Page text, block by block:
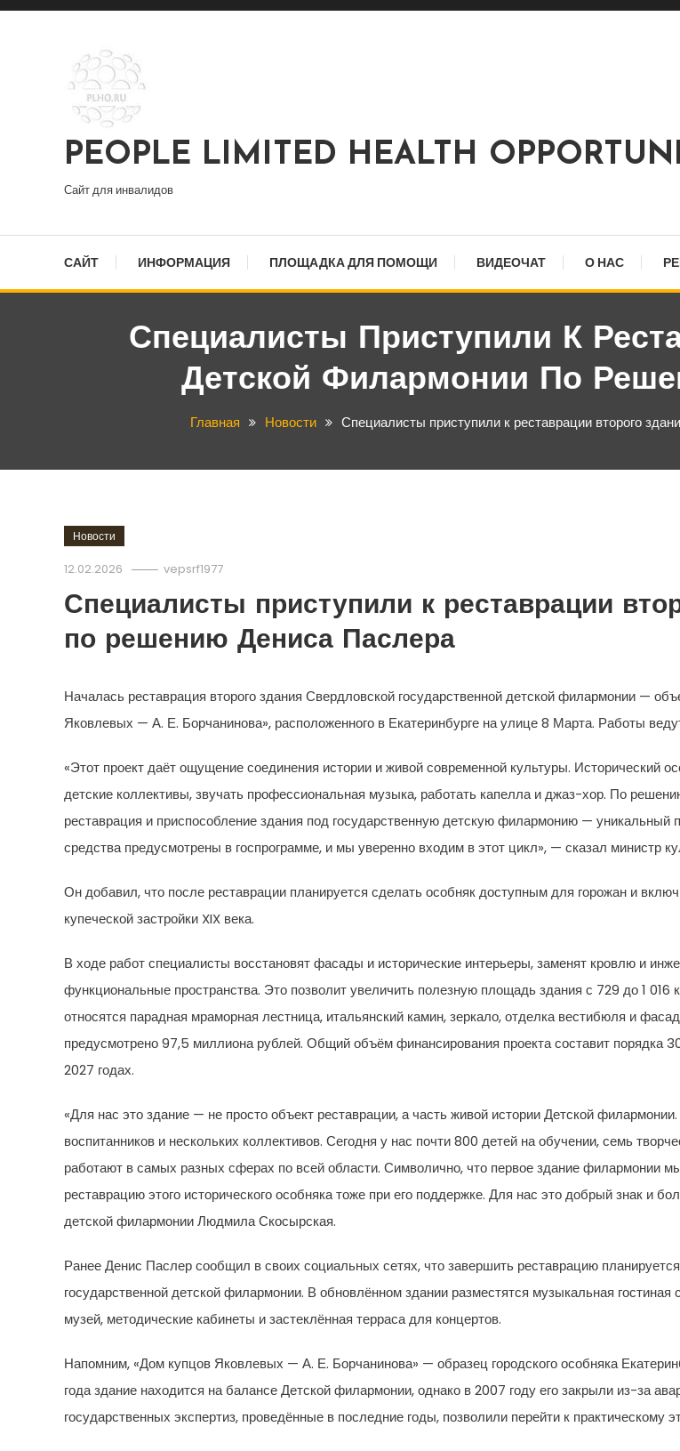
Перейти
содержимому
PEOPLE LIMITED HEALTH
Сайт для инвалидов
САЙТ ИНФОРМАЦИЯ ПЛОЩАДКА ДЛЯ ПОМОЩИ ВИДЕОЧАТ О НАС
Специалисты Приступили К
Детской Филармонии По
Главная Новости Специалисты приступили к реставрации второго
Новости
12.02.2026 vepsrf1977
Специалисты приступили к реставрации
по решению Дениса Паслера
Началась реставрация второго здания Свердловской государственной детской филармонии —
Яковлевых — А. Е. Борчанинова», расположенного в Екатеринбурге на улице 8 Марта. Работы
«Этот проект даёт ощущение соединения истории и живой современной культуры. Исторический
детские коллективы, звучать профессиональная музыка, работать капелла и джаз-хор. По
реставрация и приспособление здания под государственную детскую филармонию — уникальный
средства предусмотрены в госпрограмме, и мы уверенно входим в этот цикл», — сказал министр
Он добавил, что после реставрации планируется сделать особняк доступным для горожан и
купеческой застройки XIX века.
В ходе работ специалисты восстановят фасады и исторические интерьеры, заменят кровлю и
функциональные пространства. Это позволит увеличить полезную площадь здания с 729 до 1
относятся парадная мраморная лестница, итальянский камин, зеркало, отделка вестибюля и
предусмотрено 97,5 миллиона рублей. Общий объём финансирования проекта составит порядка
2027 годах.
«Для нас это здание — не просто объект реставрации, а часть живой истории Детской
воспитанников и нескольких коллективов. Сегодня у нас почти 800 детей на обучении, семь
работают в самых разных сферах по всей области. Символично, что первое здание филармонии
реставрацию этого исторического особняка тоже при его поддержке. Для нас это добрый знак и
детской филармонии Людмила Скосырская.
Ранее Денис Паслер сообщил в своих социальных сетях, что завершить реставрацию
государственной детской филармонии. В обновлённом здании разместятся музыкальная
музей, методические кабинеты и застеклённая терраса для концертов.
Напомним, «Дом купцов Яковлевых — А. Е. Борчанинова» — образец городского особняка
года здание находится на балансе Детской филармонии, однако в 2007 году его закрыли из-за
государственных экспертиз, проведённые в последние годы, позволили перейти к практическому